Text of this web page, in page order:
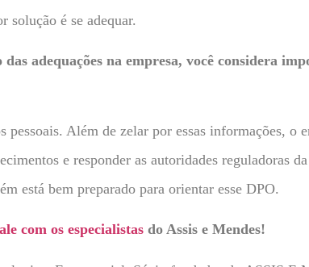
solução é se adequar.
adequações na empresa, você considera
Além de zelar por essas informações, o
e responder as autoridades reguladoras
está bem preparado para orientar esse DPO.
com os especialistas do Assis e Mendes!